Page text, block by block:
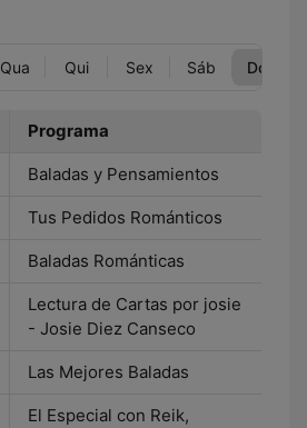
Qua Qui Sex Sáb Dom
Programa
Baladas y Pensamientos
Tus Pedidos Románticos
Baladas Románticas
Lectura de Cartas por josie
- Josie Diez Canseco
Las Mejores Baladas
El Especial con Reik,